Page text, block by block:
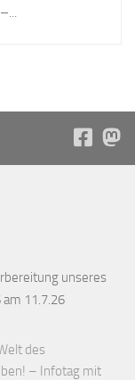
unseres
11.7.26
des
– Infotag mit